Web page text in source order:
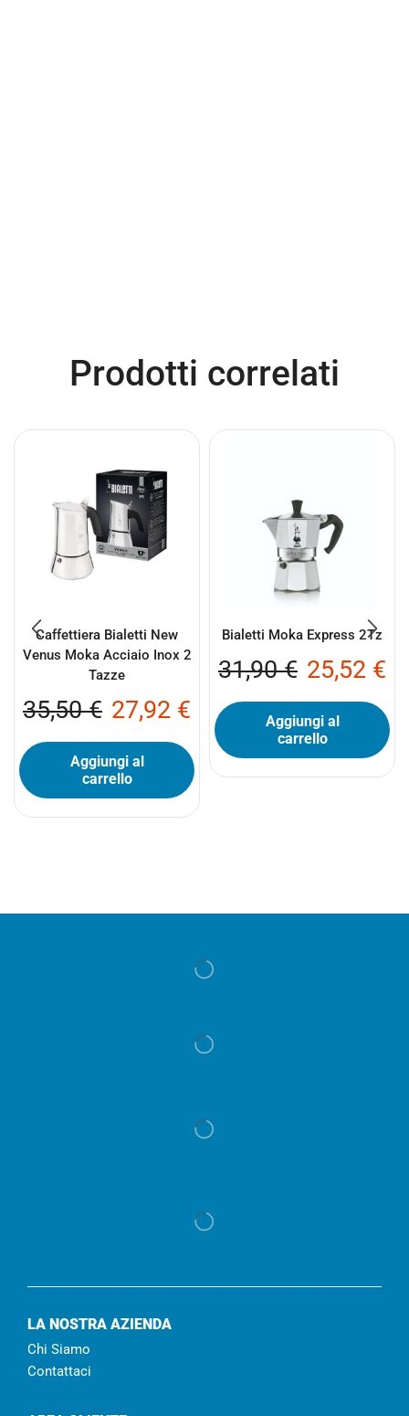
Prodotti correlati
Caffettiera Bialetti New
Venus Moka Acciaio Inox 2
Tazze
35,50€ 27,92 €
Aggiungi al
carrello
Bialetti Moka Express 2Tz
31,90€ 25,52 €
Aggiungi al
carrello
LA NOSTRA AZIENDA
Chi Siamo
Contattaci